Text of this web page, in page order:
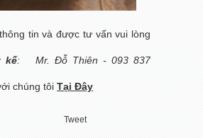
tin và được tư vấn vui lòng
kế: Mr. Đỗ Thiên - 093 837
chúng tôi Tại Đây
Tweet